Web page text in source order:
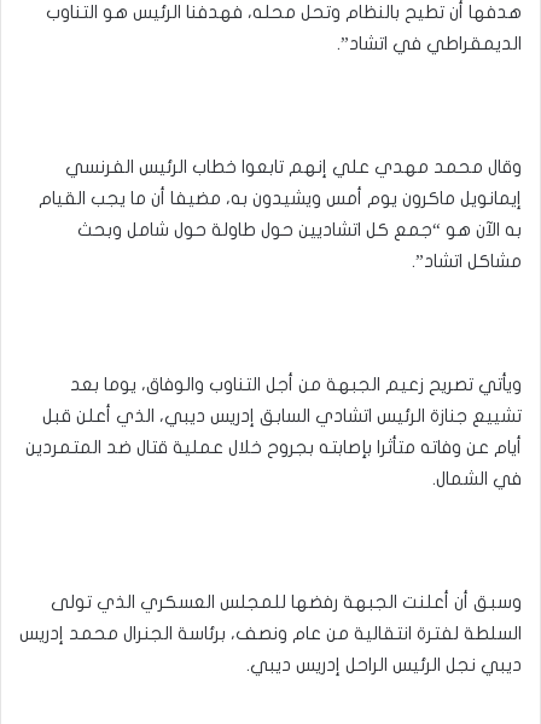
هدفها أن تطيح بالنظام وتحل محله، فهدفنا الرئيس هو التناوب
الديمقراطي في اتشاد”.
وقال محمد مهدي علي إنهم تابعوا خطاب الرئيس الفرنسي
إيمانويل ماكرون يوم أمس ويشيدون به، مضيفا أن ما يجب القيام
به الآن هو “جمع كل اتشاديين حول طاولة حول شامل وبحث
مشاكل اتشاد”.
ويأتي تصريح زعيم الجبهة من أجل التناوب والوفاق، يوما بعد
تشييع جنازة الرئيس اتشادي السابق إدريس ديبي، الذي أعلن قبل
أيام عن وفاته متأثرا بإصابته بجروح خلال عملية قتال ضد المتمردين
في الشمال.
وسبق أن أعلنت الجبهة رفضها للمجلس العسكري الذي تولى
السلطة لفترة انتقالية من عام ونصف، برئاسة الجنرال محمد إدريس
ديبي نجل الرئيس الراحل إدريس ديبي.